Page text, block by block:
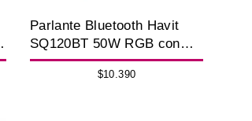
Parlante Bluetooth Havit
SQ120BT 50W RGB con
Micrófono
$10.390